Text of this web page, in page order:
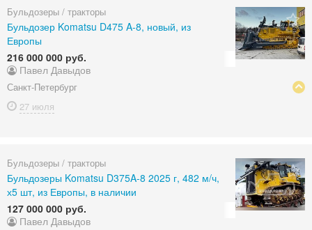
Бульдозеры / тракторы
Бульдозер Komatsu D475 A-8, новый, из
Европы
216 000 000 руб.
Павел Давыдов
Санкт-Петербург
27 июля
Бульдозеры / тракторы
Бульдозеры Komatsu D375A-8 2025 г, 482 м/ч,
х5 шт, из Европы, в наличии
127 000 000 руб.
Павел Давыдов